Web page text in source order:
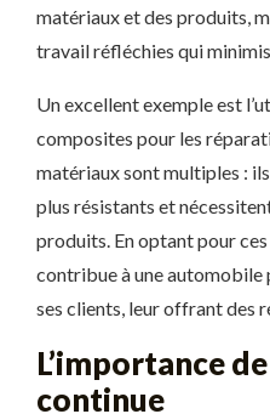
matériaux et des produits,
travail réfléchies qui
Un excellent exemple est
composites pour les
matériaux sont multiples :
plus résistants et
produits. En optant pour
contribue à une automobile
ses clients, leur offrant des
L’importance
continue